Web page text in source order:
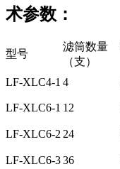
术参数：
型号
滤筒数量
（支）
LF-XLC4-1 4
LF-XLC6-1 12
LF-XLC6-2 24
LF-XLC6-336